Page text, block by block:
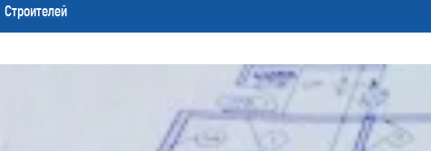
Строителей